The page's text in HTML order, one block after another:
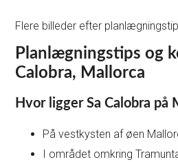
Flere billeder efter
Planlægningstips og
Calobra, Mallorca
Hvor ligger Sa Calobra på
På vestkysten af øen
I området omkring